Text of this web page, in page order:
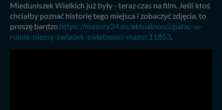
Mieduniszek Wielkich już były - teraz czas na film. Jeśli ktoś
chciałby poznać historię tego miejsca i zobaczyć zdjęcia, to
proszę bardzo https://mazury24.eu/aktualnosci/palac-w-
ruinie-niemy-swiadek-swietnosci-mazur,11853